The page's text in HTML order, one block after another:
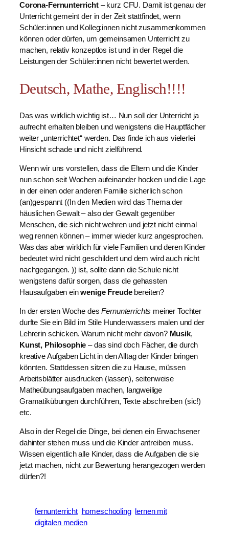
Corona-Fernunterricht– kurz CFU. Damit ist genau der
Unterricht gemeint der in der Zeit stattfindet, wenn
Schüler:innen und Kolleg:innen nicht zusammenkommen
können oder dürfen, um gemeinsamen Unterricht zu
machen, relativ konzeptlos ist und in der Regel die
Leistungen der Schüler:innen nicht bewertet werden.
Deutsch, Mathe, Englisch!!!!
Das was wirklich wichtig ist… Nun soll der Unterricht ja
aufrecht erhalten bleiben und wenigstens die Hauptfächer
weiter „unterrichtet“ werden. Das finde ich aus vielerlei
Hinsicht schade und nicht zielführend.
Wenn wir uns vorstellen, dass die Eltern und die Kinder
nun schon seit Wochen aufeinander hocken und die Lage
in der einen oder anderen Familie sicherlich schon
(an)gespannt ((In den Medien wird das Thema der
häuslichen Gewalt – also der Gewalt gegenüber
Menschen, die sich nicht wehren und jetzt nicht einmal
weg rennen können – immer wieder kurz angesprochen.
Was das aber wirklich für viele Familien und deren Kinder
bedeutet wird nicht geschildert und dem wird auch nicht
nachgegangen. )) ist, sollte dann die Schule nicht
wenigstens dafür sorgen, dass die gehassten
Hausaufgaben einwenige Freudebereiten?
In der ersten Woche desFernunterrichts meiner Tochter
durfte Sie ein Bild im Stile Hunderwassers malen und der
Lehrerin schicken. Warum nicht mehr davon? Musik,
Kunst, Philosophie – das sind doch Fächer, die durch
kreative Aufgaben Licht in den Alltag der Kinder bringen
könnten. Stattdessen sitzen die zu Hause, müssen
Arbeitsblätter ausdrucken (lassen), seitenweise
Matheübungsaufgaben machen, langweilige
Gramatikübungen durchführen, Texte abschreiben (sic!)
etc.
Also in der Regel die Dinge, bei denen ein Erwachsener
dahinter stehen muss und die Kinder antreiben muss.
Wissen eigentlich alle Kinder, dass die Aufgaben die sie
jetzt machen, nicht zur Bewertung herangezogen werden
dürfen?!
fernunterricht homeschooling
lernen mit
digitalen medien